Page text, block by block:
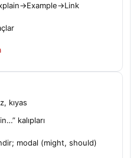
kıyas
kalıpları
modal (might, should)